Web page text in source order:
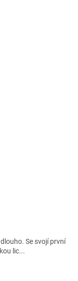
Se svojí první
lic...